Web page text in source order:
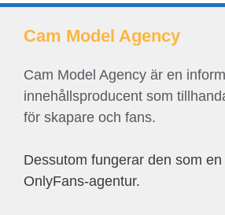
Cam Model Agency
Cam Model Agency är en
innehållsproducent som
för skapare och fans.
Dessutom fungerar den som
OnlyFans-agentur.